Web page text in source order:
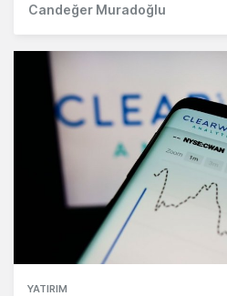
Candeğer Muradoğlu
YATIRIM